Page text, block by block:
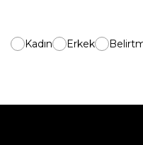
Kadın Erkek